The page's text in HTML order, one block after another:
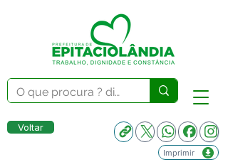
Voltar
Imprimir